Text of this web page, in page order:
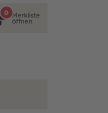
Merkliste
öffnen
0